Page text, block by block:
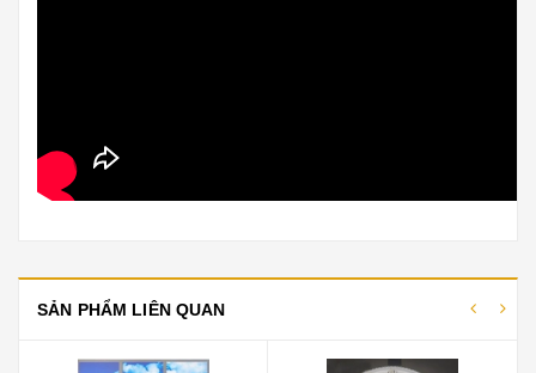
SẢN PHẨM LIÊN QUAN